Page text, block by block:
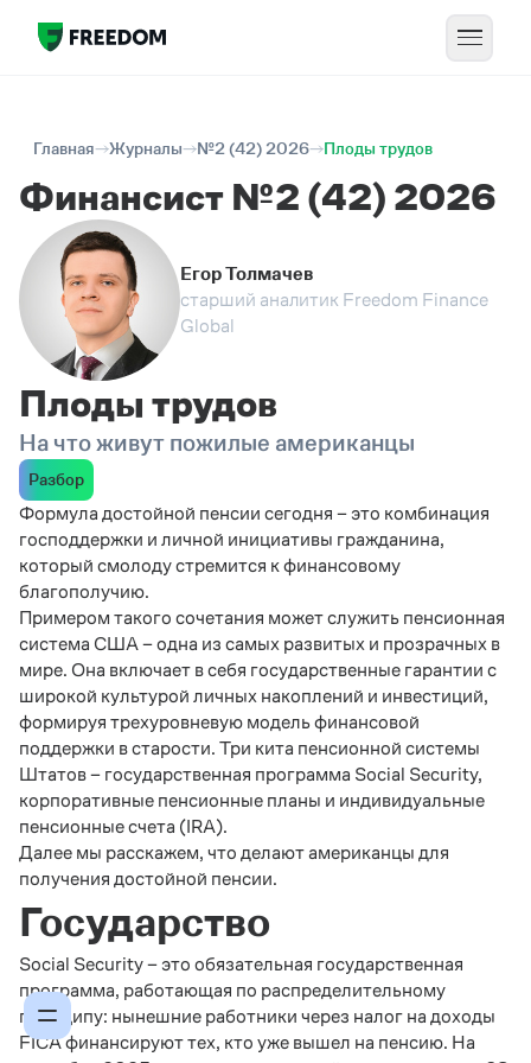
Главная Журналы №2 (42) 2026 Плоды трудов
Финансист №2 (42) 2026
Егор Толмачев
старший аналитик Freedom Finance
Global
Плоды трудов
На что живут пожилые американцы
Разбор
Формула достойной пенсии сегодня – это комбинация
господдержки и личной инициативы гражданина,
который смолоду стремится к финансовому
благополучию.
Примером такого сочетания может служить пенсионная
система США – одна из самых развитых и прозрачных в
мире. Она включает в себя государственные гарантии с
широкой культурой личных накоплений и инвестиций,
формируя трехуровневую модель финансовой
поддержки в старости. Три кита пенсионной системы
Штатов – государственная программа Social Security,
корпоративные пенсионные планы и индивидуальные
пенсионные счета (IRA).
Далее мы расскажем, что делают американцы для
получения достойной пенсии.
Государство
Social Security – это обязательная государственная
программа, работающая по распределительному
принципу: нынешние работники через налог на доходы
FICA финансируют тех, кто уже вышел на пенсию. На